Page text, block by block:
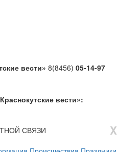
вести» 8(8456) 05-14-97
вести»:
X
СВЯЗИ